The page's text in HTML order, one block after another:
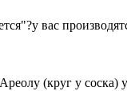
вас
(круг у